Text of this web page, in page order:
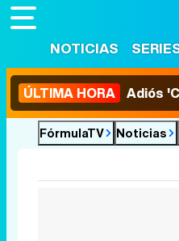
NOTICIAS
ÚLTIMA HORA Adiós
FórmulaTV Noticias